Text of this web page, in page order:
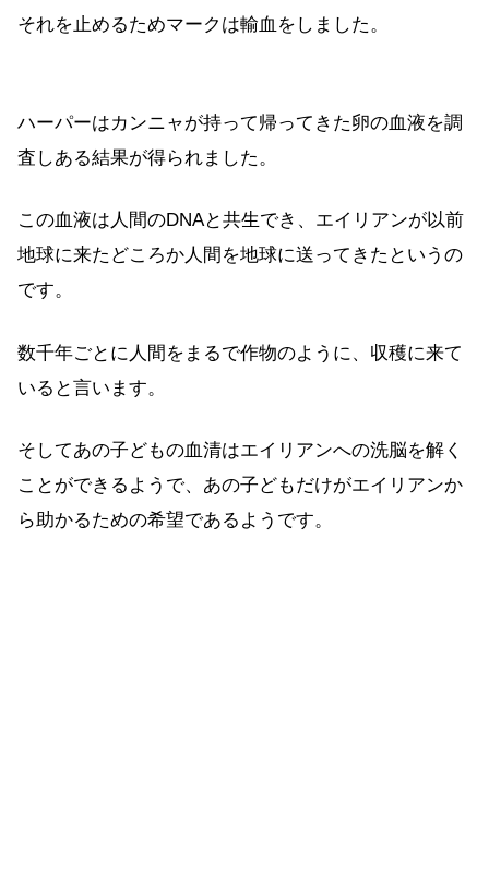
それを止めるためマークは輸血をしました。
ハーパーはカンニャが持って帰ってきた卵の血液を調
査しある結果が得られました。
この血液は人間のDNAと共生でき、エイリアンが以前
地球に来たどころか人間を地球に送ってきたというの
です。
数千年ごとに人間をまるで作物のように、収穫に来て
いると言います。
そしてあの子どもの血清はエイリアンへの洗脳を解く
ことができるようで、あの子どもだけがエイリアンか
ら助かるための希望であるようです。